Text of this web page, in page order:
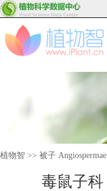
植物智 >> 被子 Angiospermae
毒鼠子科